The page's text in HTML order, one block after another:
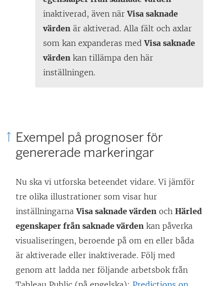
inaktiverad, även närVisa saknade
värden är aktiverad. Alla fält och axlar
som kan expanderas medVisa saknade
värden kan tillämpa den här
inställningen.
Exempel på prognoser för
genererade markeringar
Nu ska vi utforska beteendet vidare. Vi jämför
tre olika illustrationer som visar hur
inställningarnaVisa saknade värden och Härled
egenskaper från saknade värden kan påverka
visualiseringen, beroende på om en eller båda
är aktiverade eller inaktiverade. Följ med
genom att ladda ner följande arbetsbok från